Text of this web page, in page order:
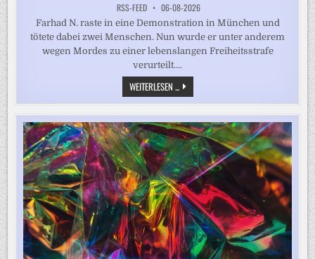
RSS-FEED 06-08-2026
Farhad N. raste in eine Demonstration in München und
tötete dabei zwei Menschen. Nun wurde er unter anderem
wegen Mordes zu einer lebenslangen Freiheitsstrafe
verurteilt....
WEITERLESEN ...ANSCHLAG
AUF
VERDI-
DEMO:
„EIN
ABSOLUTER
VERNICHTUNGSWILLEN“